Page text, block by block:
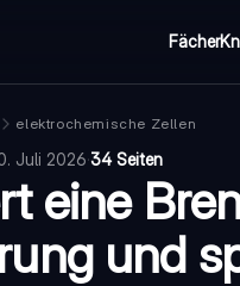
Fächer
elektrochemische Zellen
Juli 2026·34 Seiten
eine
und